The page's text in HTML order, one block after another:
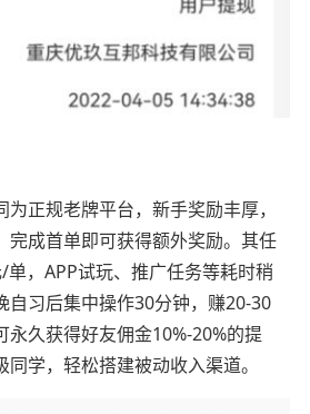
正规老牌平台，新手奖励丰厚，
完成首单即可获得额外奖励。其任
，APP试玩、推广任务等耗时稍
自习后集中操作30分钟，赚20-30
永久获得好友佣金10%-20%的提
学，轻松搭建被动收入渠道。